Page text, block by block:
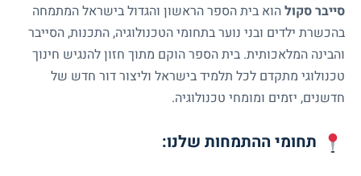
סייבר סקולהוא בית הספר הראשון והגדול בישראל המתמחה
בהכשרת ילדים ובני נוער בתחומי הטכנולוגיה, התכנות, הסייבר
והבינה המלאכותית. בית הספר הוקם מתוך חזון להנגיש חינוך
טכנולוגי מתקדם לכל תלמיד בישראל וליצור דור חדש של
חדשנים, יזמים ומומחי טכנולוגיה.
תחומי ההתמחות שלנו: